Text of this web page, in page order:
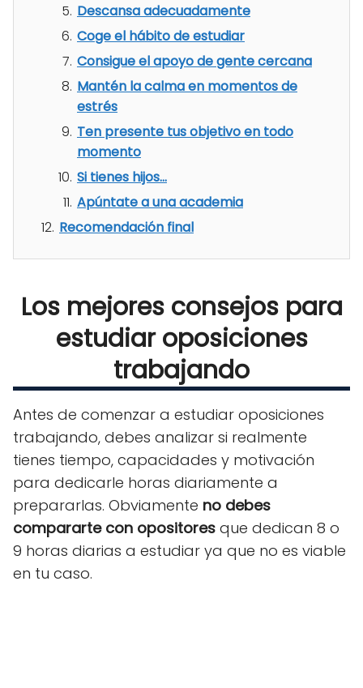
Descansa adecuadamente
Coge el hábito de estudiar
Consigue el apoyo de gente cercana
Mantén la calma en momentos de
estrés
Ten presente tus objetivo en todo
momento
Si tienes hijos...
Apúntate a una academia
Recomendación final
Los mejores consejos para
estudiar oposiciones
trabajando
Antes de comenzar a estudiar oposiciones
trabajando, debes analizar si realmente
tienes tiempo, capacidades y motivación
para dedicarle horas diariamente a
prepararlas. Obviamente no debes
compararte con opositores que dedican 8 o
9 horas diarias a estudiar ya que no es viable
en tu caso.